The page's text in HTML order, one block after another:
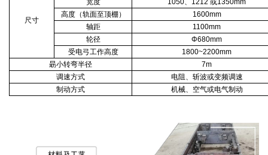
尺寸
宽度
1050、1212 或1350mm
高度（轨面至顶棚）
1600mm
轴距
1100mm
轮径
Φ680mm
受电弓工作高度
1800~2200mm
朂小转弯半径
7m
调速方式
电阻、斩波或变频调速
制动方式
机械、空气或电气制动